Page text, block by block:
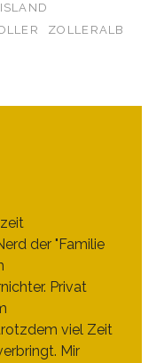
ZOLLERALB
der "Familie
Privat
viel Zeit
Mir